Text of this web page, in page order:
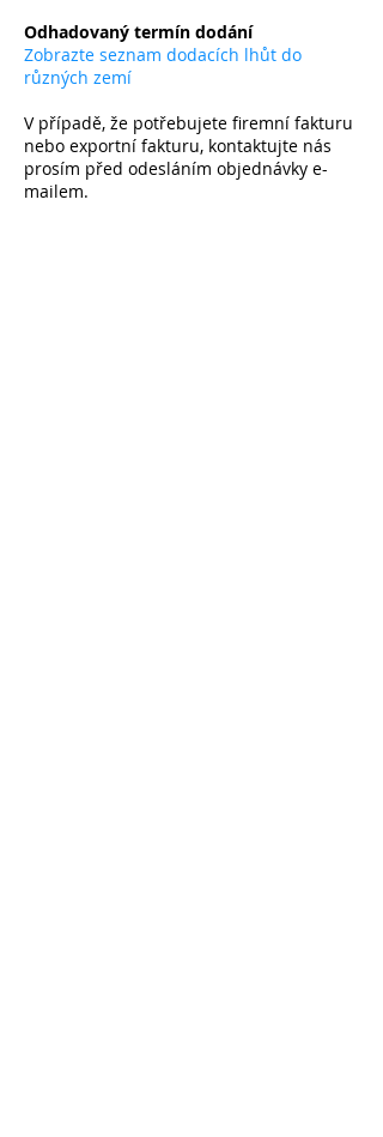
Odhadovaný termín dodání
Zobrazte seznam dodacích lhůt do
různých zemí
V případě, že potřebujete firemní fakturu
nebo exportní fakturu, kontaktujte nás
prosím před odesláním objednávky e-
mailem.